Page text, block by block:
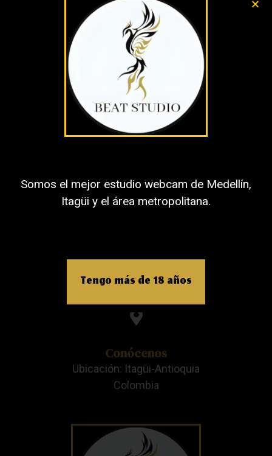
consejos para webcams
Celular: +57 3205998956
Escríbenos
Email: contacto@beatstudios.com.CO
Conócenos
Ubicación: Itagüi-Antioquia
Colombia
Somos el mejor estudio webcam de Medellín,
Itagüi y el área metropolitana.
Tengo más de 18 años